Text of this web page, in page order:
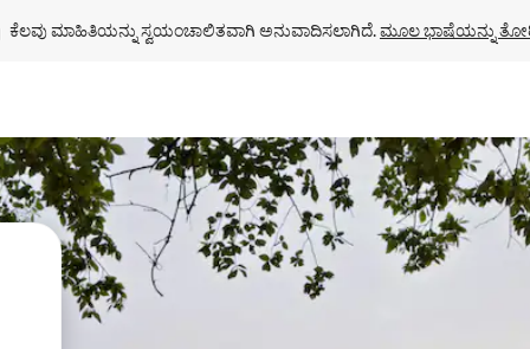
ಕೆಲವು ಮಾಹಿತಿಯನ್ನು ಸ್ವಯಂಚಾಲಿತವಾಗಿ ಅನುವಾದಿಸಲಾಗಿದೆ. ಮೂಲ ಭಾಷೆಯನ್ನು